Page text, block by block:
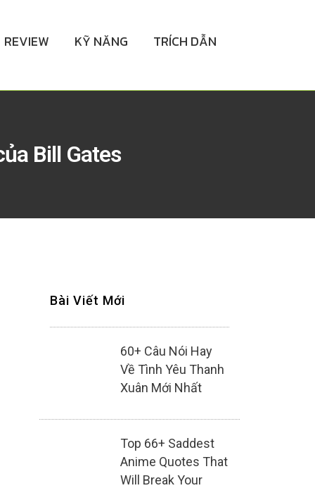
REVIEW KỸ NĂNG TRÍCH DẪN
Bill Gates
Bài Viết Mới
60+ Câu Nói Hay
Về Tình Yêu Thanh
Xuân Mới Nhất
Top 66+ Saddest
Anime Quotes That
Will Break Your